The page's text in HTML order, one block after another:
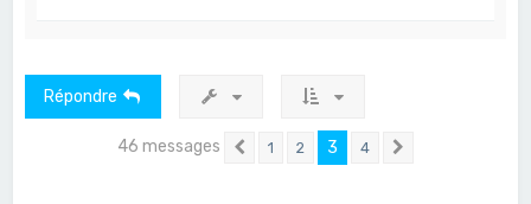
Répondre
46 messages Précédent
1 2 3 4